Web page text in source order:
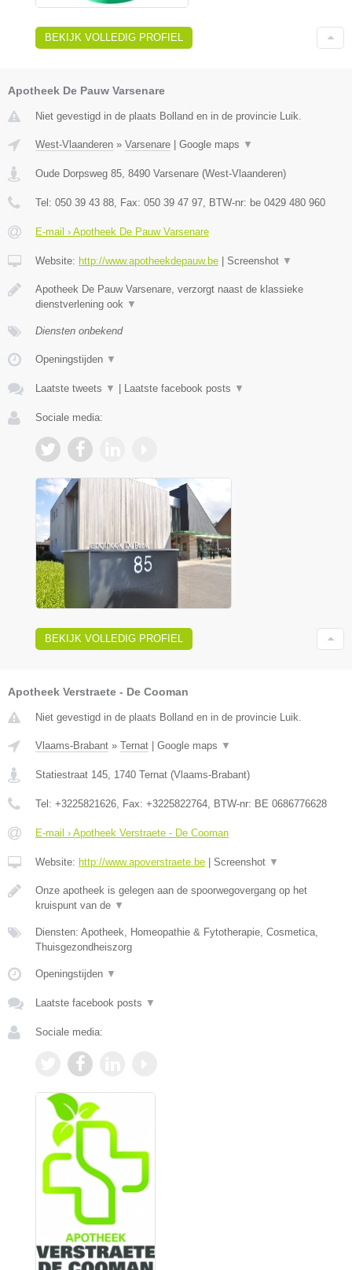
BEKIJK VOLLEDIG PROFIEL
Apotheek De Pauw Varsenare
Niet gevestigd in de plaats Bolland en in de provincie Luik.
West-Vlaanderen » Varsenare Google maps ▼
Oude Dorpsweg 85 8490 Varsenare (West-Vlaanderen)
Tel: 050 39 43 88 , Fax: 050 39 47 97 , BTW-nr: be 0429 480 960
E-mail › Apotheek De Pauw Varsenare
Website: http://www.apotheekdepauw.be Screenshot ▼
Apotheek De Pauw Varsenare, verzorgt naast de klassieke
dienstverlening ook ▼
Diensten onbekend
Openingstijden ▼
Laatste tweets ▼ Laatste facebook posts ▼
Sociale media:
BEKIJK VOLLEDIG PROFIEL
Apotheek Verstraete - De Cooman
Niet gevestigd in de plaats Bolland en in de provincie Luik.
Vlaams-Brabant » Ternat | Google maps ▼
Statiestraat 145 1740 Ternat (Vlaams-Brabant)
Tel: +3225821626 , Fax: +3225822764 , BTW-nr: BE 0686776628
E-mail › Apotheek Verstraete - De Cooman
Website: http://www.apoverstraete.be | Screenshot ▼
Onze apotheek is gelegen aan de spoorwegovergang op het
kruispunt van de ▼
Diensten: Apotheek, Homeopathie & Fytotherapie, Cosmetica,
Thuisgezondheiszorg
Openingstijden ▼
Laatste facebook posts ▼
Sociale media: